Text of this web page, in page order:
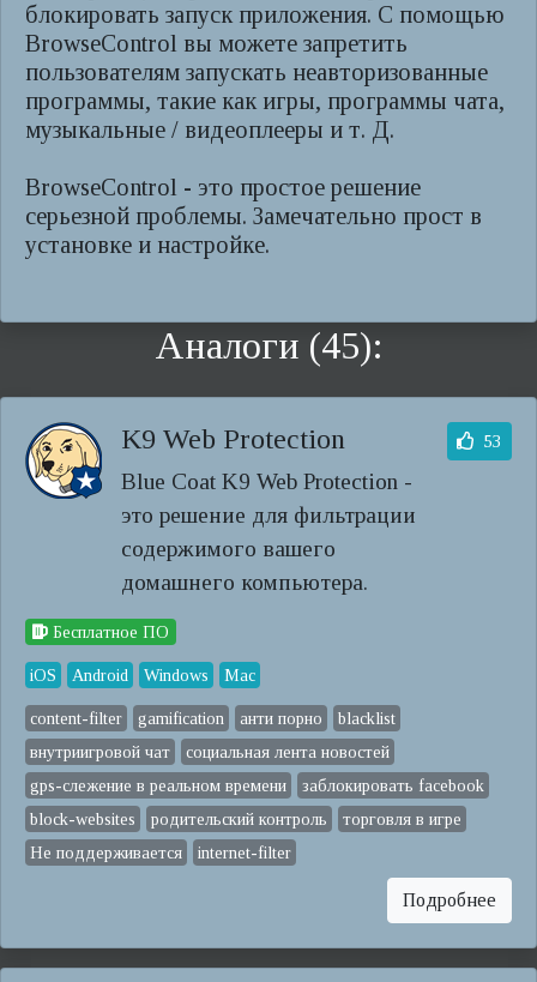
блокировать запуск приложения. С помощью
BrowseControl вы можете запретить
пользователям запускать неавторизованные
программы, такие как игры, программы чата,
музыкальные / видеоплееры и т. Д.
BrowseControl - это простое решение
серьезной проблемы. Замечательно прост в
установке и настройке.
Аналоги (45):
K9 Web Protection
Blue Coat K9 Web Protection -
это решение для фильтрации
содержимого вашего
домашнего компьютера.
53
Бесплатное ПО
iOS Android Windows Mac
content-filter gamification анти порно
blacklist
внутриигровой чат
социальная лента новостей
gps-слежение в реальном времени
заблокировать facebook
block-websites
родительский контроль
торговля в игре
Не поддерживается
internet-filter
Подробнее